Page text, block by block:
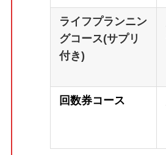
ライフプランニン
グコース(サプリ
付き)
回数券コース